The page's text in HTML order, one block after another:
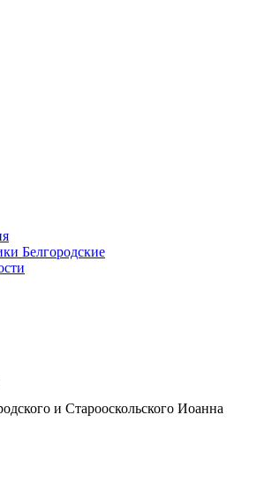
Белгородские
и Старооскольского Иоанна